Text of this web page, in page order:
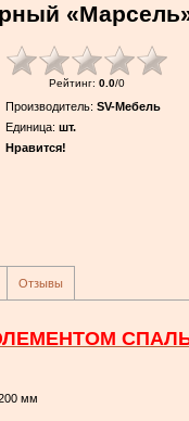
Рейтинг: 0.0/0
Производитель: SV-Мебель
Единица: шт.
Нравится!
Отзывы
мм